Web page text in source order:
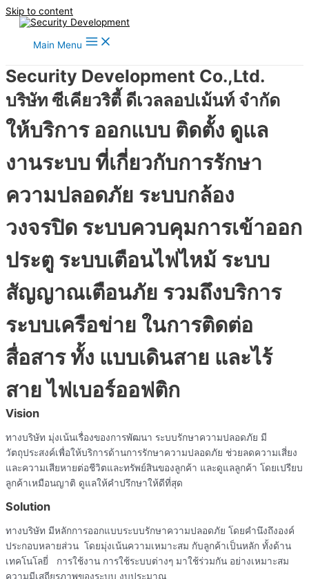
Skip to content
Main Menu
Security Development Co.,Ltd.
บริษัท ซีเคียวริตี้ ดีเวลลอปเม้นท์ จำกัด
ให้บริการ ออกแบบ ติดตั้ง ดูแล
งานระบบ ที่เกี่ยวกับการรักษา
ความปลอดภัย ระบบกล้อง
วงจรปิด ระบบควบคุมการเข้าออก
ประตู ระบบเตือนไฟไหม้ ระบบ
สัญญาณเตือนภัย รวมถึงบริการ
ระบบเครือข่าย ในการติดต่อ
สื่อสาร ทั้ง แบบเดินสาย และไร้
สาย ไฟเบอร์ออฟติก
Vision
ทางบริษัท มุ่งเน้นเรื่องของการพัฒนา ระบบรักษาความปลอดภัย มี
วัตถุประสงค์เพื่อให้บริการด้านการรักษาความปลอดภัย ช่วยลดความเสี่ยง
และความเสียหายต่อชีวิตและทรัพย์สินของลูกค้า และดูแลลูกค้า โดยเปรียบ
ลูกค้าเหมือนญาติ ดูแลให้คำปรึกษาให้ดีที่สุด
Solution
ทางบริษัท มีหลักการออกแบบระบบรักษาความปลอดภัย โดยคำนึงถึงองค์
ประกอบหลายส่วน โดยมุ่งเน้นความเหมาะสม กับลูกค้าเป็นหลัก ทั้งด้าน
เทคโนโลยี่ การใช้งาน การใช้ระบบต่างๆ มาใช้ร่วมกัน อย่างเหมาะสม
ความมีเสถียรภาพของระบบ งบประมาณ